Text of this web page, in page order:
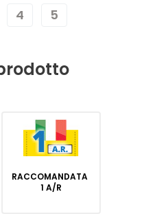
4 5
RACCOMANDATA
1 A/R